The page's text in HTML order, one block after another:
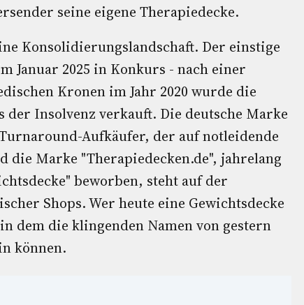
seine eigene Therapiedecke.
Konsolidierungslandschaft. Der einstige
Januar 2025 in Konkurs - nach einer
Kronen im Jahr 2020 wurde die
Insolvenz verkauft. Die deutsche Marke
Aufkäufer, der auf notleidende
Marke "Therapiedecken.de", jahrelang
beworben, steht auf der
Shops. Wer heute eine Gewichtsdecke
dem die klingenden Namen von gestern
können.